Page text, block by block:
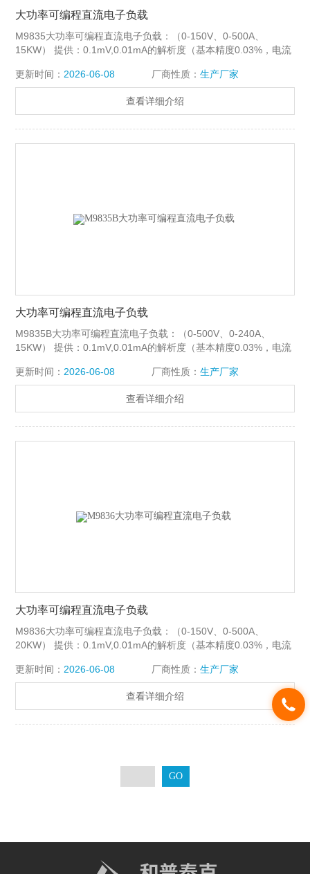
大功率可编程直流电子负载
M9835大功率可编程直流电子负载：（0-150V、0-500A、
15KW） 提供：0.1mV,0.01mA的解析度（基本精度0.03%，电流
压，恒阻+恒压
更新时间： 2026-06-08 厂商性质： 生产厂家
查看详细介绍
大功率可编程直流电子负载
M9835B大功率可编程直流电子负载：（0-500V、0-240A、
15KW） 提供：0.1mV,0.01mA的解析度（基本精度0.03%，电流
压，恒阻+恒压
更新时间： 2026-06-08 厂商性质： 生产厂家
查看详细介绍
大功率可编程直流电子负载
M9836大功率可编程直流电子负载：（0-150V、0-500A、
20KW） 提供：0.1mV,0.01mA的解析度（基本精度0.03%，电流
压，恒阻+恒压
更新时间： 2026-06-08 厂商性质： 生产厂家
查看详细介绍